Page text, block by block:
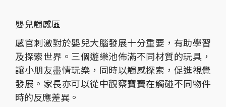
嬰兒觸感區
感官刺激對於嬰兒大腦發展十分重要，有助學習
及探索世界。三個遊樂池佈滿不同材質的玩具，
讓小朋友盡情玩樂，同時以觸感探索，促進視覺
發展。家長亦可以從中觀察寶寶在觸碰不同物件
時的反應差異。